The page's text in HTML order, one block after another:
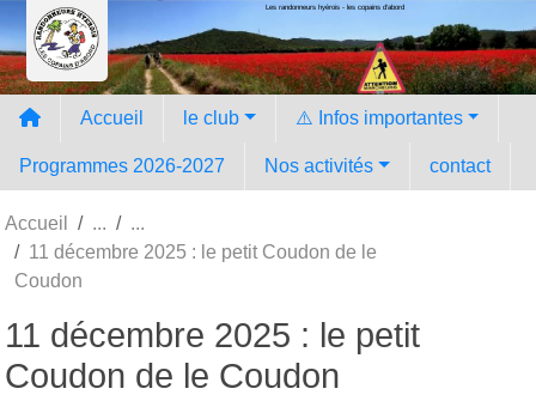
Les randonneurs hyèrois - les copains d'abord
Accueil le club ⚠️ Infos importantes
Programmes 2026-2027 Nos activités contact
Accueil
11 décembre 2025 : le petit Coudon de le
Coudon
11 décembre 2025 : le petit
Coudon de le Coudon
Panneau de gestion des cookies